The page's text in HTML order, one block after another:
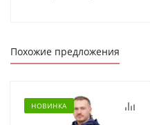
Похожие предложения
НОВИНКА